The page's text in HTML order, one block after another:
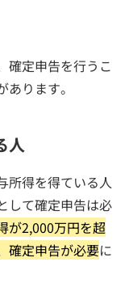
確定申告を行うこ
ります。
人
所得を得ている人
して確定申告は必
が2,000万円を超
確定申告が必要に